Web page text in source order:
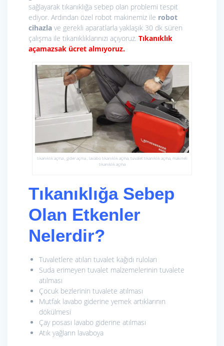
sağlayarak tıkanıklığa sebep olan problemi tespit
ediyor. Ardından özel robot makinemiz ile robot
cihazla ve gerekli aparatlarla yaklaşık 30 dk süren
çalışma ile tıkanıklıklarınızı açıyoruz. Tıkanıklık
açamazsak ücret almıyoruz.
tıkanıklık açma , gider açma , lavabo tıkanıklık açma, tuvalet tıkanıklık açma, makineli
tıkanıklık açma
Tıkanıklığa Sebep
Olan Etkenler
Nelerdir?
Tuvaletlere atılan tuvalet kağıdı ruloları
Suda erimeyen tuvalet malzemelerinin tuvalete
atılması
Çocuk bezlerinin tuvalete atılması
Mutfak lavabo giderine yemek artıklarının
dökülmesi
Çay posası lavabo giderine atılması
Atık yağların lavaboya